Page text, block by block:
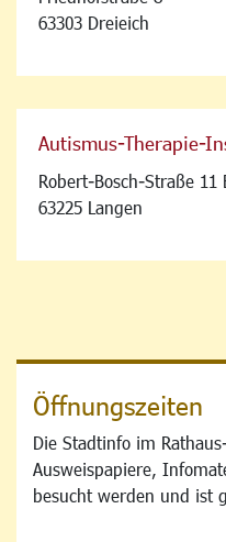
63303 Dreieich
Autismus-Therapie-
Robert-Bosch-Straße 11
63225 Langen
Öffnungszeiten
Die Stadtinfo im
Ausweispapiere,
besucht werden und ist